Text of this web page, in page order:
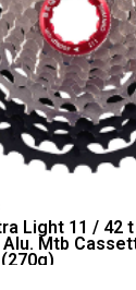
Light 11 / 42
Alu. Mtb